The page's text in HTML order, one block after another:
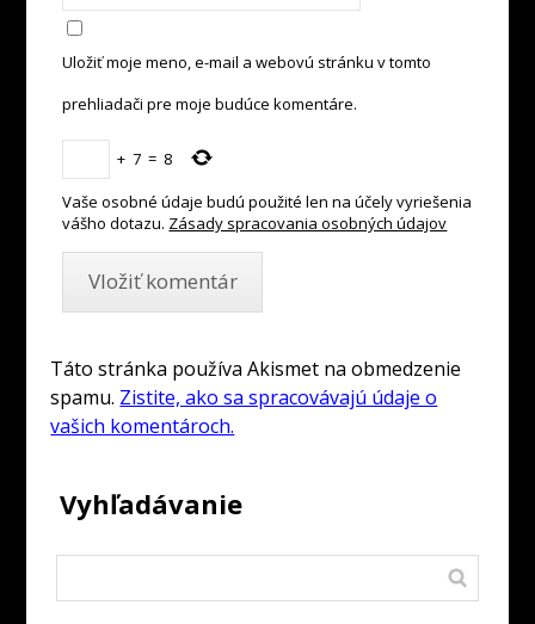
Uložiť moje meno, e-mail a webovú stránku v tomto
prehliadači pre moje budúce komentáre.
+ 7 = 8
Vaše osobné údaje budú použité len na účely vyriešenia
vášho dotazu. Zásady spracovania osobných údajov
Táto stránka používa Akismet na obmedzenie
spamu. Zistite, ako sa spracovávajú údaje o
vašich komentároch.
Vyhľadávanie